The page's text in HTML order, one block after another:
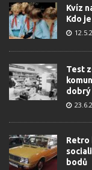
Kvíz
Kdo
Test
dobrý
Retro
bodů